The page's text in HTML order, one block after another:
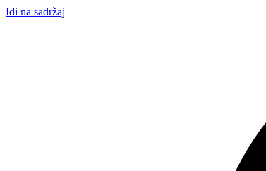
Idi na sadržaj